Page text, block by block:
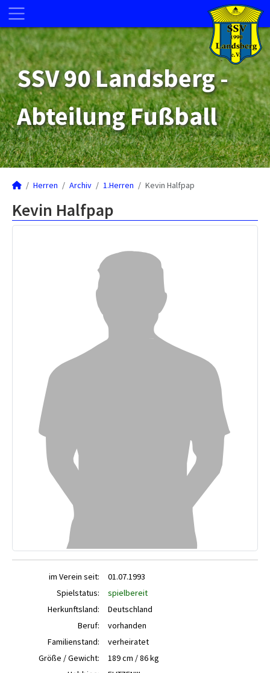
SSV 90 Landsberg -
Abteilung Fußball
Herren Archiv 1.Herren Kevin Halfpap
Kevin Halfpap
im Verein seit:
01.07.1993
Spielstatus:
spielbereit
Herkunftsland:
Deutschland
Beruf:
vorhanden
Familienstand:
verheiratet
Größe / Gewicht:
189 cm / 86 kg